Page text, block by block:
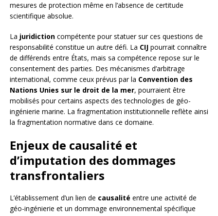
mesures de protection même en l’absence de certitude
scientifique absolue.
La juridiction compétente pour statuer sur ces questions de
responsabilité constitue un autre défi. La CIJ pourrait connaître
de différends entre États, mais sa compétence repose sur le
consentement des parties. Des mécanismes d’arbitrage
international, comme ceux prévus par la Convention des
Nations Unies sur le droit de la mer, pourraient être
mobilisés pour certains aspects des technologies de géo-
ingénierie marine. La fragmentation institutionnelle reflète ainsi
la fragmentation normative dans ce domaine.
Enjeux de causalité et
d’imputation des dommages
transfrontaliers
L’établissement d’un lien de causalité entre une activité de
géo-ingénierie et un dommage environnemental spécifique